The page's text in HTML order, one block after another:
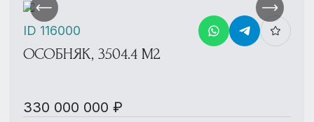
ОСОБНЯК, 3504.4 М2
330 000 000 ₽
ID 116000